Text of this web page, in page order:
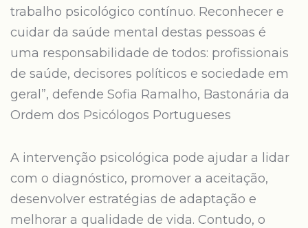
trabalho psicológico contínuo. Reconhecer e
cuidar da saúde mental destas pessoas é
uma responsabilidade de todos: profissionais
de saúde, decisores políticos e sociedade em
geral”, defende Sofia Ramalho, Bastonária da
Ordem dos Psicólogos Portugueses
A intervenção psicológica pode ajudar a lidar
com o diagnóstico, promover a aceitação,
desenvolver estratégias de adaptação e
melhorar a qualidade de vida. Contudo, o